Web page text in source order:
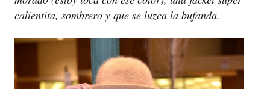
calientita, sombrero y que se luzca la bufanda.